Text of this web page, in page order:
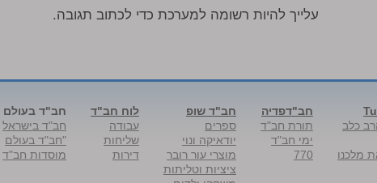
עלייך להיות רשומה למערכת כדי לכתוב תגובה.
כלב
מלכנו
חב"דפדיה
תורת חב"ד
ימי חב"ד
770
חב"ד שופ
ספרים
יודאיקה ונוי
מוצרי עור רובר
ציציות וטליתות
לוח חב"ד
עבודה
שליחות
דירות
חב"ד בעולם
חב"ד בישראל
"חב"ד בעולם
מוסדות חב"ד